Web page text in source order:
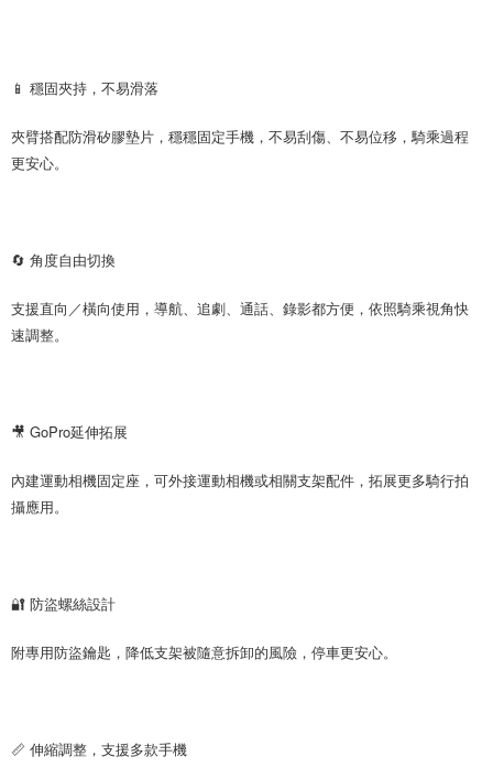
📱 穩固夾持，不易滑落
夾臂搭配防滑矽膠墊片，穩穩固定手機，不易刮傷、不易位移，騎乘過程
更安心。
🔄 角度自由切換
支援直向／橫向使用，導航、追劇、通話、錄影都方便，依照騎乘視角快
速調整。
🎥 GoPro延伸拓展
內建運動相機固定座，可外接運動相機或相關支架配件，拓展更多騎行拍
攝應用。
🔐 防盜螺絲設計
附專用防盜鑰匙，降低支架被隨意拆卸的風險，停車更安心。
📏 伸縮調整，支援多款手機